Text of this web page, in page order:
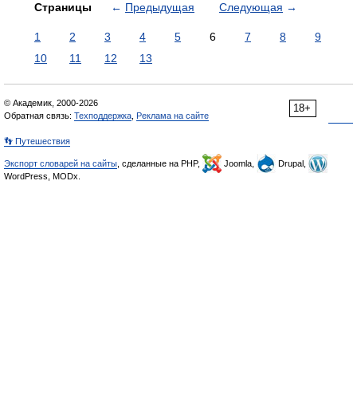
Страницы ← Предыдущая Следующая →
1 2 3 4 5 6 7 8
9
10
11 12 13
18+
© Академик, 2000-2026
Обратная связь: Техподдержка Реклама на сайте
👣 Путешествия
Экспорт словарей на сайты , сделанные на PHP, Joomla,
Drupal,
WordPress, MODx.